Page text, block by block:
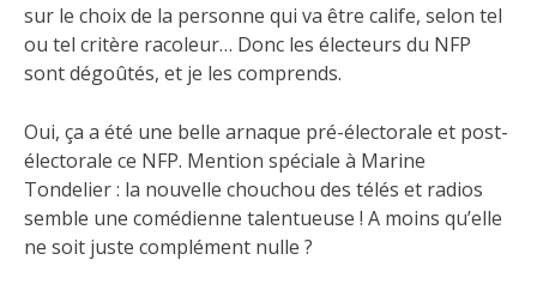
sur le choix de la personne qui va être calife, selon tel
ou tel critère racoleur… Donc les électeurs du NFP
sont dégoûtés, et je les comprends.
Oui, ça a été une belle arnaque pré-électorale et post-
électorale ce NFP. Mention spéciale à Marine
Tondelier : la nouvelle chouchou des télés et radios
semble une comédienne talentueuse ! A moins qu’elle
ne soit juste complément nulle ?